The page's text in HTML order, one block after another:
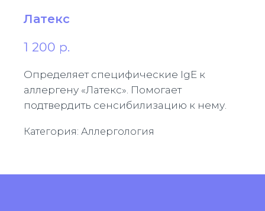
Латекс
1 200 р.
Определяет специфические IgE к
аллергену «Латекс». Помогает
подтвердить сенсибилизацию к нему.
Категория: Аллергология